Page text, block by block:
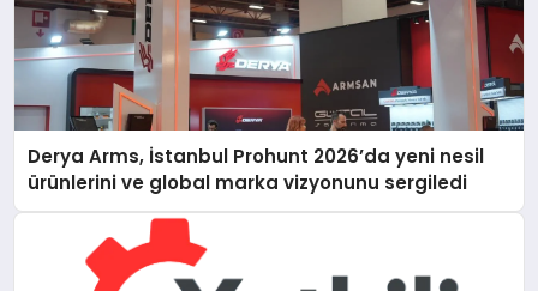
Derya Arms, İstanbul Prohunt 2026’da yeni nesil
ürünlerini ve global marka vizyonunu sergiledi